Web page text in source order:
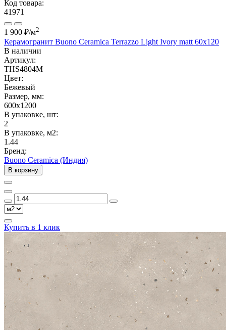
Код товара:
41971
1 900 ₽/м2
Керамогранит Buono Ceramica Terrazzo Light Ivory matt 60x120
В наличии
Артикул:
THS4804M
Цвет:
Бежевый
Размер, мм:
600x1200
В упаковке, шт:
2
В упаковке, м2:
1.44
Бренд:
Buono Ceramica (Индия)
В корзину
Купить в 1 клик